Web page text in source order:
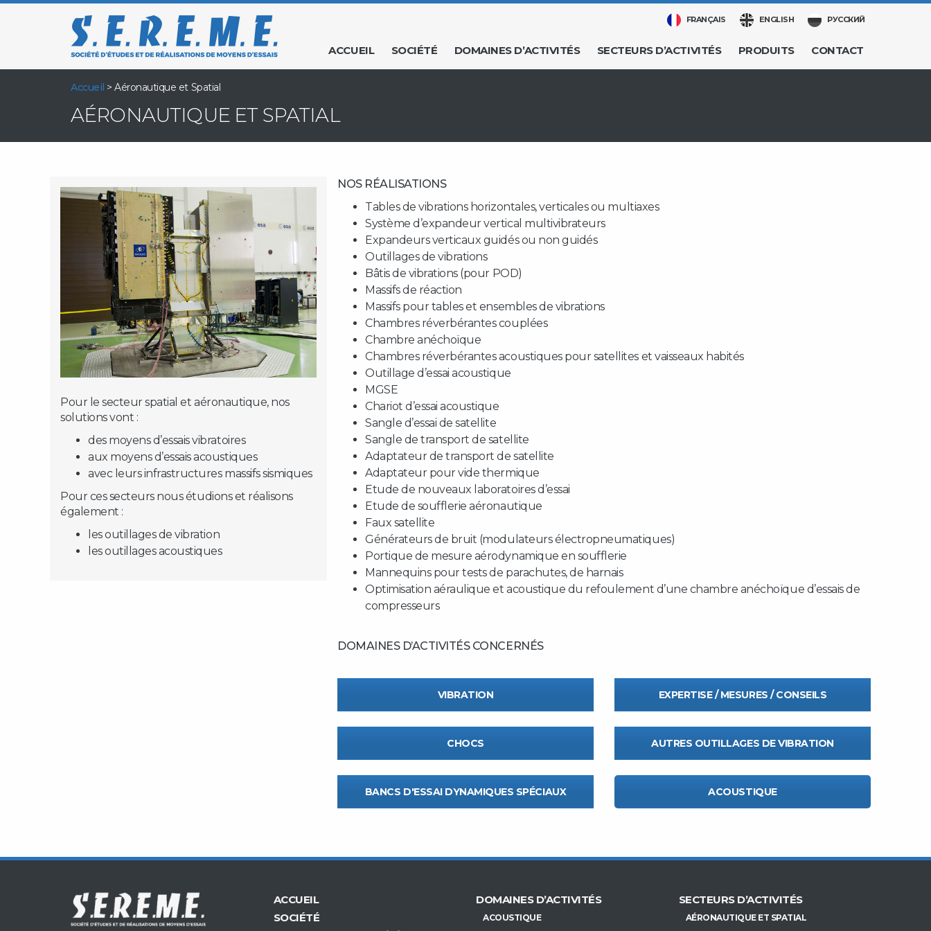
FRANÇAIS ENGLISH РУССКИЙ
ACCUEIL SOCIÉTÉ DOMAINES D’ACTIVITÉS SECTEURS D’ACTIVITÉS PRODUITS CONTACT
Accueil >Aéronautique et Spatial
AÉRONAUTIQUE ET SPATIAL
Pour le secteur spatial et aéronautique, nos
solutions vont :
des moyens d’essais vibratoires
aux moyens d’essais acoustiques
avec leurs infrastructures massifs sismiques
Pour ces secteurs nous étudions et réalisons
également :
les outillages de vibration
les outillages acoustiques
NOS RÉALISATIONS
Tables de vibrations horizontales, verticales ou multiaxes
Système d’expandeur vertical multivibrateurs
Expandeurs verticaux guidés ou non guidés
Outillages de vibrations
Bâtis de vibrations (pour POD)
Massifs de réaction
Massifs pour tables et ensembles de vibrations
Chambres réverbérantes couplées
Chambre anéchoïque
Chambres réverbérantes acoustiques pour satellites et vaisseaux habités
Outillage d’essai acoustique
MGSE
Chariot d’essai acoustique
Sangle d’essai de satellite
Sangle de transport de satellite
Adaptateur de transport de satellite
Adaptateur pour vide thermique
Etude de nouveaux laboratoires d’essai
Etude de soufflerie aéronautique
Faux satellite
Générateurs de bruit (modulateurs électropneumatiques)
Portique de mesure aérodynamique en soufflerie
Mannequins pour tests de parachutes, de harnais
Optimisation aéraulique et acoustique du refoulement d’une chambre anéchoïque d’essais de
compresseurs
DOMAINES D’ACTIVITÉS CONCERNÉS
VIBRATION
CHOCS
BANCS D'ESSAI DYNAMIQUES SPÉCIAUX
EXPERTISE / MESURES / CONSEILS
AUTRES OUTILLAGES DE VIBRATION
ACOUSTIQUE
ACCUEIL
SOCIÉTÉ
DOMAINES D’ACTIVITÉS
ACOUSTIQUE
SECTEURS D’ACTIVITÉS
AÉRONAUTIQUE ET SPATIAL